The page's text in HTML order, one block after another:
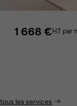
1 668 €HT par
les services